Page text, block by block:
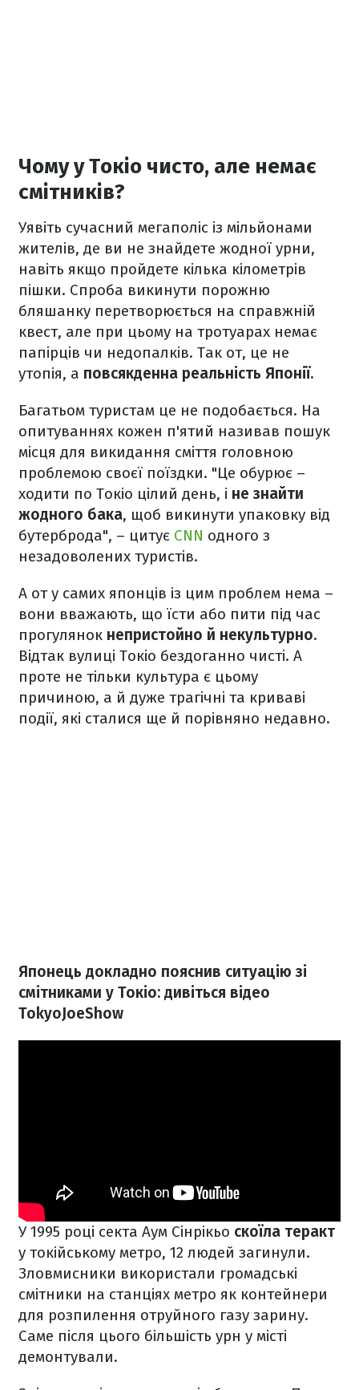
Чому у Токіо чисто, але немає
смітників?
Уявіть сучасний мегаполіс із мільйонами
жителів, де ви не знайдете жодної урни,
навіть якщо пройдете кілька кілометрів
пішки. Спроба викинути порожню
бляшанку перетворюється на справжній
квест, але при цьому на тротуарах немає
папірців чи недопалків. Так от, це не
утопія, а повсякденна реальність Японії.
Багатьом туристам це не подобається. На
опитуваннях кожен п'ятий називав пошук
місця для викидання сміття головною
проблемою своєї поїздки. "Це обурює –
ходити по Токіо цілий день, і не знайти
жодного бака, щоб викинути упаковку від
бутерброда", – цитує CNN одного з
незадоволених туристів.
А от у самих японців із цим проблем нема –
вони вважають, що їсти або пити під час
прогулянок непристойно й некультурно.
Відтак вулиці Токіо бездоганно чисті. А
проте не тільки культура є цьому
причиною, а й дуже трагічні та криваві
події, які сталися ще й порівняно недавно.
Японець докладно пояснив ситуацію зі
смітниками у Токіо: дивіться відео
TokyoJoeShow
У 1995 році секта Аум Сінрікьо скоїла теракт
у токійському метро, 12 людей загинули.
Зловмисники використали громадські
смітники на станціях метро як контейнери
для розпилення отруйного газу зарину.
Саме після цього більшість урн у місті
демонтували.